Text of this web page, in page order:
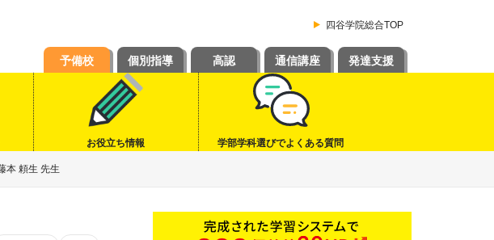
四谷学院総合TOP
予備校 個別指導 高認 通信講座 発達支援
お役立ち情報 学部学科選びでよくある質問
本 頼生 先生